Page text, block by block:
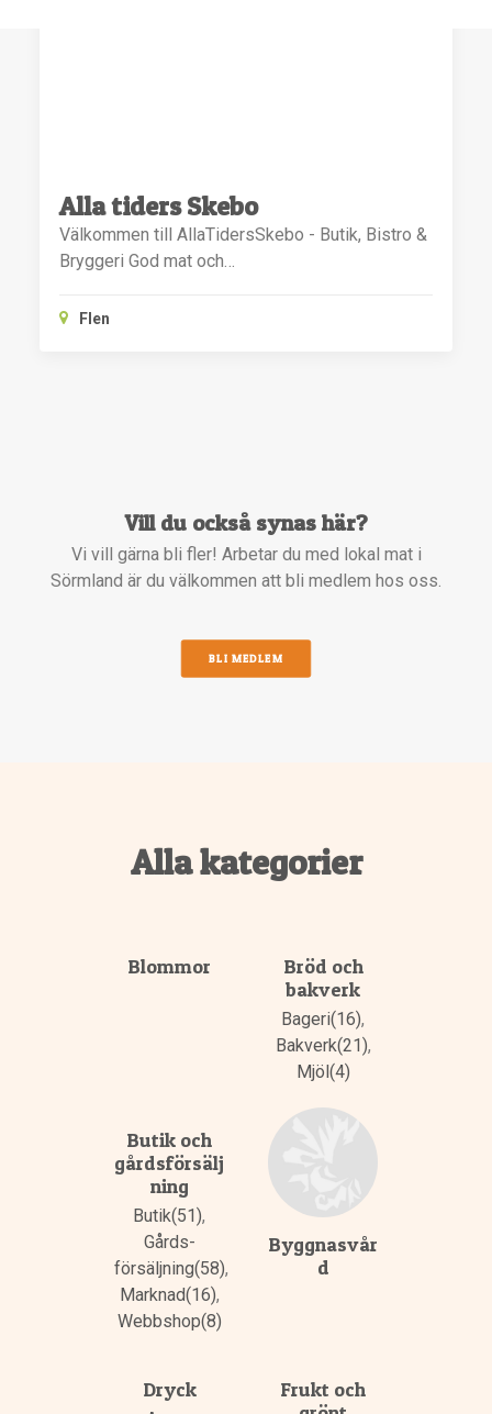
Alla tiders Skebo
Välkommen till AllaTidersSkebo - Butik, Bistro &
Bryggeri God mat och…
Flen
Vill du också synas här?
Vi vill gärna bli fler! Arbetar du med lokal mat i
Sörmland är du välkommen att bli medlem hos oss.
BLI MEDLEM
Alla kategorier
Blommor
Bröd och
bakverk
Bageri(16),
Bakverk(21),
Mjöl(4)
Butik och
gårdsförsälj
ning
Butik(51),
Gårds­
försäljning(58),
Marknad(16),
Webbshop(8)
Byggnasvår
d
Dryck
Frukt och